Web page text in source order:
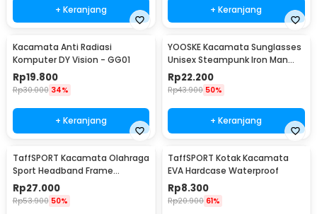
+ Keranjang + Keranjang
Kacamata Anti Radiasi
Komputer DY Vision - GG01
Rp19.800
Rp30.000 34%
+ Keranjang
YOOSKE Kacamata Sunglasses
Unisex Steampunk Iron Man
Tony Stark - 3023
Rp22.200
Rp43.900 50%
+ Keranjang
TaffSPORT Kacamata Olahraga
Sport Headband Frame
Glasses - 9833
Rp27.000
Rp53.900 50%
TaffSPORT Kotak Kacamata
EVA Hardcase Waterproof
Rp8.300
Rp20.900 61%